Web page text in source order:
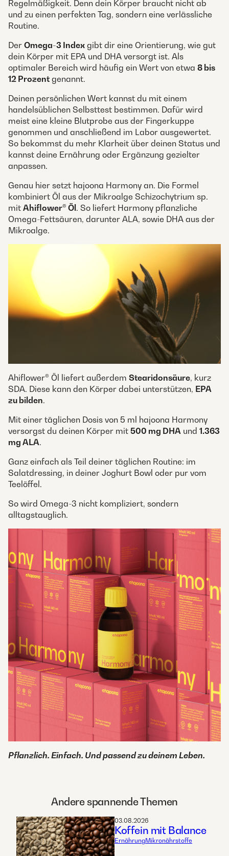
Regelmäßigkeit. Denn dein Körper braucht nicht ab
und zu einen perfekten Tag, sondern eine verlässliche
Routine.
Der Omega-3 Index gibt dir eine Orientierung, wie gut
dein Körper mit EPA und DHA versorgt ist. Als
optimaler Bereich wird häufig ein Wert von etwa 8 bis
12 Prozent genannt.
Deinen persönlichen Wert kannst du mit einem
handelsüblichen Selbsttest bestimmen. Dafür wird
meist eine kleine Blutprobe aus der Fingerkuppe
genommen und anschließend im Labor ausgewertet.
So bekommst du mehr Klarheit über deinen Status und
kannst deine Ernährung oder Ergänzung gezielter
anpassen.
Genau hier setzt hajoona Harmony an. Die Formel
kombiniert Öl aus der Mikroalge Schizochytrium sp.
mit Ahiflower® Öl. So liefert Harmony pflanzliche
Omega-Fettsäuren, darunter ALA, sowie DHA aus der
Mikroalge.
Ahiflower® Öl liefert außerdem Stearidonsäure, kurz
SDA. Diese kann den Körper dabei unterstützen, EPA
zu bilden.
Mit einer täglichen Dosis von 5 ml hajoona Harmony
versorgst du deinen Körper mit 500 mg DHA und 1.363
mg ALA.
Ganz einfach als Teil deiner täglichen Routine: im
Salatdressing, in deiner Joghurt Bowl oder pur vom
Teelöffel.
So wird Omega-3 nicht kompliziert, sondern
alltagstauglich.
Pflanzlich. Einfach. Und passend zu deinem Leben.
Andere spannende Themen
03.08.2026
Koffein mit Balance
ErnährungMikronährstoffe